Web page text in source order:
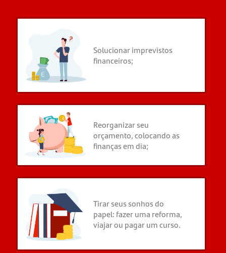
Solucionar imprevistos
financeiros;
Reorganizar seu
orçamento, colocando as
finanças em dia;
Tirar seus sonhos do
papel: fazer uma reforma,
viajar ou pagar um curso.